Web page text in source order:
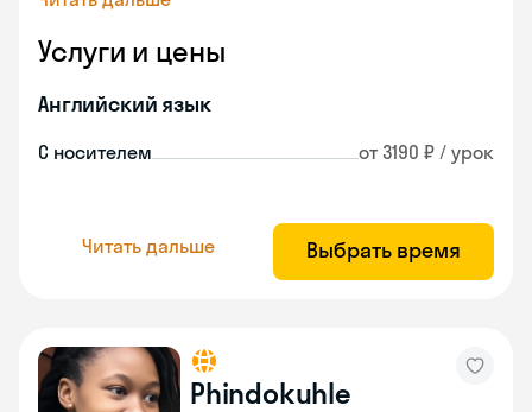
Услуги и цены
Английский язык
С носителем от 3190 ₽ / урок
Читать дальше Выбрать время
Phindokuhle